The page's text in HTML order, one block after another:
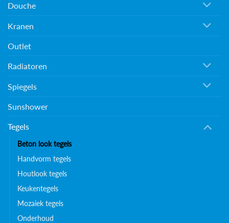
Douche
Kranen
Outlet
Radiatoren
Spiegels
Sunshower
Tegels
Beton look tegels
Handvorm tegels
Houtlook tegels
Keukentegels
Mozaiek tegels
Onderhoud